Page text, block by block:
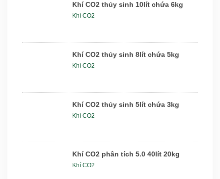
Khí CO2 thủy sinh 10lít chứa 6kg
Khí CO2
Khí CO2 thủy sinh 8lít chứa 5kg
Khí CO2
Khí CO2 thủy sinh 5lít chứa 3kg
Khí CO2
Khí CO2 phân tích 5.0 40lít 20kg
Khí CO2